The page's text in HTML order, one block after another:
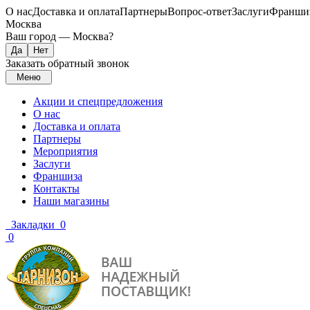
О насДоставка и оплатаПартнерыВопрос-ответЗаслуги
Москва
Ваш город — Москва?
Заказать обратный звонок
Меню
Акции и спецпредложения
О нас
Доставка и оплата
Партнеры
Мероприятия
Заслуги
Франшиза
Контакты
Наши магазины
Закладки 0
0